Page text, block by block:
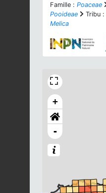
Famille : Poaceae
Pooideae
Tribu :
Melica
+
-